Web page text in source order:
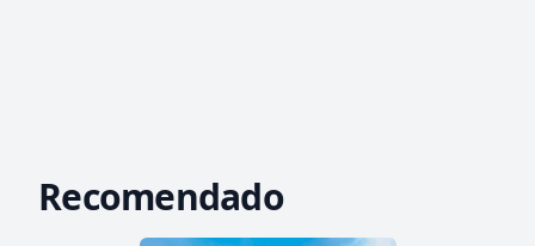
Recomendado